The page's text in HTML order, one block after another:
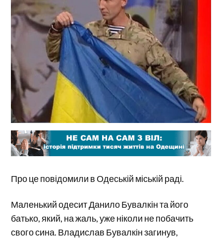
Про це повідомили в Одеській міській раді.
Маленький одесит Данило Бувалкін та його
батько, який, на жаль, уже ніколи не побачить
свого сина. Владислав Бувалкін загинув,